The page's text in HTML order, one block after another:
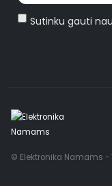
Sutinku gauti
© Elektronika Namams